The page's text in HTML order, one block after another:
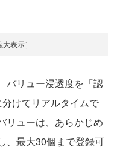
表示］
バリュー浸透度を「認
けてリアルタイムで
リューは、あらかじめ
、最大30個まで登録可